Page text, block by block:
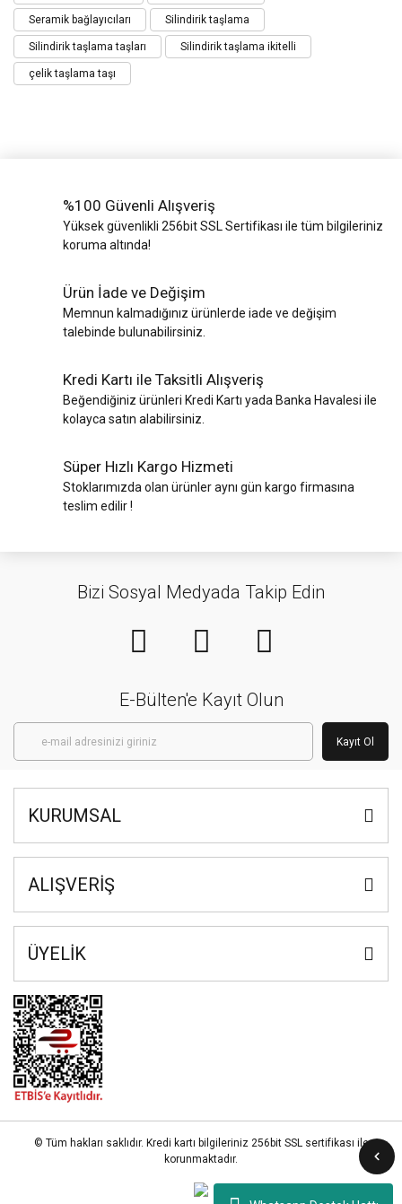
Seramik bağlayıcıları Silindirik taşlama
Silindirik taşlama taşları Silindirik taşlama ikitelli
çelik taşlama taşı
%100 Güvenli Alışveriş
Yüksek güvenlikli 256bit SSL Sertifikası ile tüm bilgileriniz
koruma altında!
Ürün İade ve Değişim
Memnun kalmadığınız ürünlerde iade ve değişim
talebinde bulunabilirsiniz.
Kredi Kartı ile Taksitli Alışveriş
Beğendiğiniz ürünleri Kredi Kartı yada Banka Havalesi ile
kolayca satın alabilirsiniz.
Süper Hızlı Kargo Hizmeti
Stoklarımızda olan ürünler aynı gün kargo firmasına
teslim edilir !
Bizi Sosyal Medyada Takip Edin
E-Bülten'e Kayıt Olun
Kayıt Ol
KURUMSAL
ALIŞVERİŞ
ÜYELİK
© Tüm hakları saklıdır. Kredi kartı bilgileriniz 256bit SSL sertifikası ile
korunmaktadır.